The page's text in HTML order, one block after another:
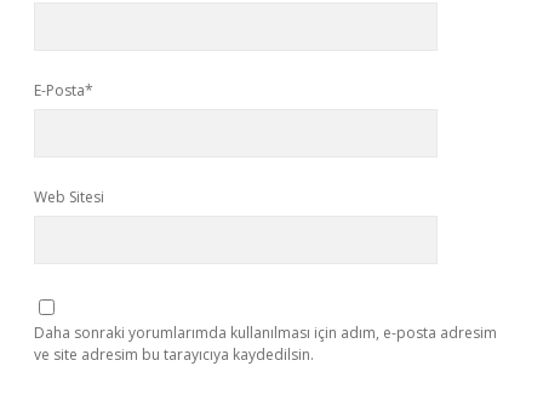
E-Posta*
Web Sitesi
Daha sonraki yorumlarımda kullanılması için adım, e-posta adresim
ve site adresim bu tarayıcıya kaydedilsin.